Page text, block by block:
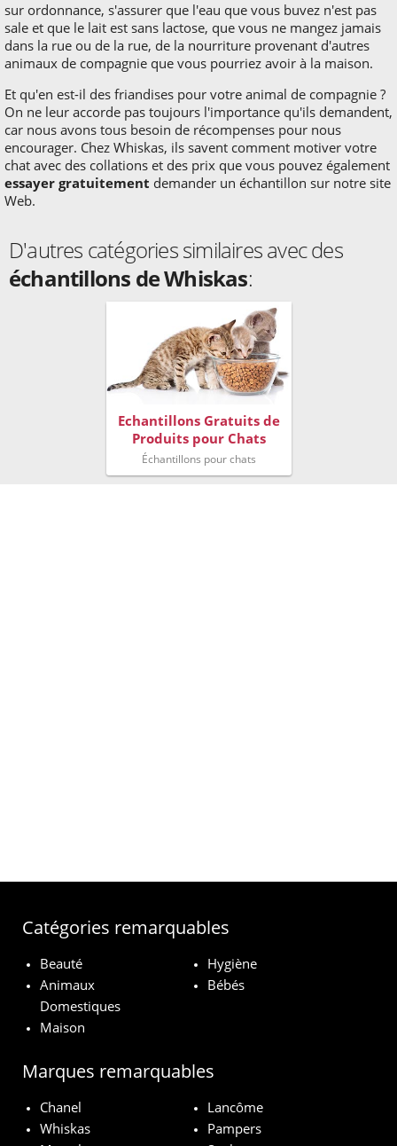
sur ordonnance, s'assurer que l'eau que vous buvez n'est pas
sale et que le lait est sans lactose, que vous ne mangez jamais
dans la rue ou de la rue, de la nourriture provenant d'autres
animaux de compagnie que vous pourriez avoir à la maison.
Et qu'en est-il des friandises pour votre animal de compagnie ?
On ne leur accorde pas toujours l'importance qu'ils demandent,
car nous avons tous besoin de récompenses pour nous
encourager. Chez Whiskas, ils savent comment motiver votre
chat avec des collations et des prix que vous pouvez également
essayer gratuitement demander un échantillon sur notre site
Web.
D'autres catégories similaires avec des
échantillons de Whiskas:
Echantillons Gratuits de
Produits pour Chats
Échantillons pour chats
Catégories remarquables
Beauté
Hygiène
Animaux
Domestiques
Bébés
Maison
Marques remarquables
Chanel
Lancôme
Whiskas
Pampers